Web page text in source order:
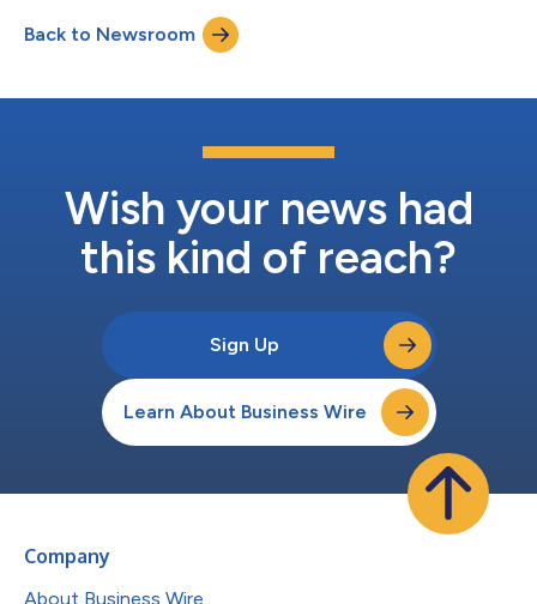
消耗量亦減少50%左右iii。Xevo TQ Absolute旨在協助製藥、食品
和飲料以及環境分析實驗室在其開展的各類應用中符合超微量質譜
定量分析的相關法規要求。 Waters公司資深副總裁Jon Pratt表
現性、效率及可持續性方面都達到業內出色水準的實驗室而設計。
驗室更强大的分析能力，不僅能達到超微量的定量極限，還助於實
驗室管理人員更有效地優化設備使用率和提高生產率。” 爲了讓
Back to Newsroom
Wish your news had
this kind of reach?
Sign Up
Learn About Business Wire
Company
About Business Wire